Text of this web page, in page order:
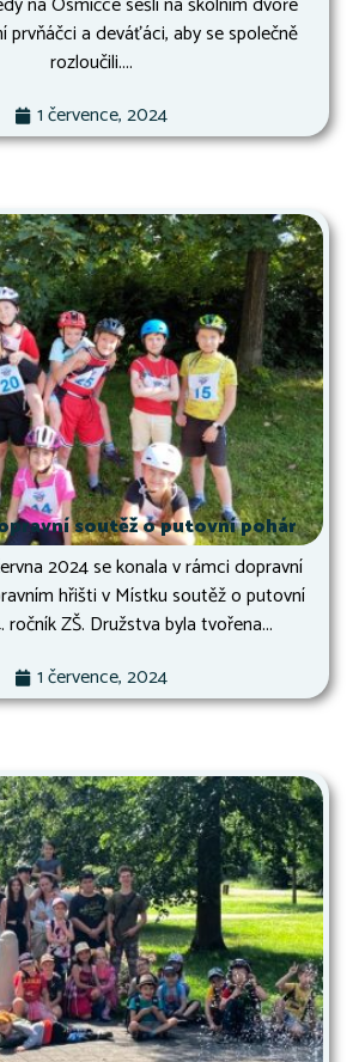
prvňáčci a deváťáci, aby se společně
rozloučili....
1 července, 2024
soutěž o putovní pohár
2024 se konala v rámci dopravní
hřišti v Místku soutěž o putovní
ročník ZŠ. Družstva byla tvořena...
1 července, 2024